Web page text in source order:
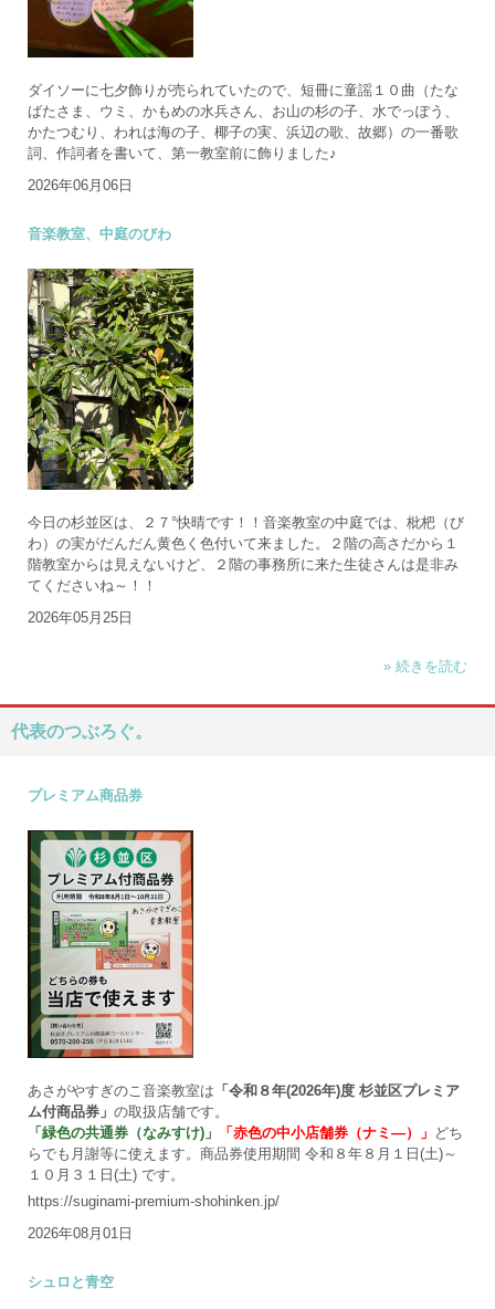
ダイソーに七夕飾りが売られていたので、短冊に童謡１０曲（たな
ばたさま、ウミ、かもめの水兵さん、お山の杉の子、水でっぽう、
かたつむり、われは海の子、椰子の実、浜辺の歌、故郷）の一番歌
詞、作詞者を書いて、第一教室前に飾りました♪
2026年06月06日
音楽教室、中庭のびわ
今日の杉並区は、２７°快晴です！！音楽教室の中庭では、枇杷（び
わ）の実がだんだん黄色く色付いて来ました。２階の高さだから１
階教室からは見えないけど、２階の事務所に来た生徒さんは是非み
てくださいね～！！
2026年05月25日
» 続きを読む
代表のつぶろぐ。
プレミアム商品券
あさがやすぎのこ音楽教室は 「令和８年(2026年)度 杉並区プレミア
ム付商品券」 の取扱店舗です。
「緑色の共通券（なみすけ)」
「赤色の中小店舗券（ナミ―）」 どち
らでも月謝等に使えます。商品券使用期間 令和８年８月１日(土)～
１０月３１日(土) です。
https://suginami-premium-shohinken.jp/
2026年08月01日
シュロと青空